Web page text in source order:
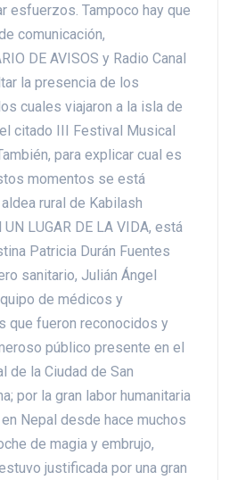
esfuerzos. Tampoco hay que
comunicación,
DE AVISOS y Radio Canal
la presencia de los
cuales viajaron a la isla de
citado III Festival Musical
para explicar cual es
momentos se está
rural de Kabilash
UN LUGAR DE LA VIDA, está
Patricia Durán Fuentes
sanitario, Julián Ángel
de médicos y
que fueron reconocidos y
público presente en el
de la Ciudad de San
por la gran labor humanitaria
Nepal desde hace muchos
de magia y embrujo,
justificada por una gran